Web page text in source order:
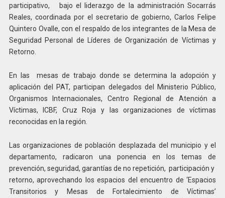
participativo, bajo el liderazgo de la administración Socarrás
Reales, coordinada por el secretario de gobierno, Carlos Felipe
Quintero Ovalle, con el respaldo de los integrantes de la Mesa de
Seguridad Personal de Líderes de Organización de Víctimas y
Retorno.
En las mesas de trabajo donde se determina la adopción y
aplicación del PAT, participan delegados del Ministerio Público,
Organismos Internacionales, Centro Regional de Atención a
Víctimas, ICBF, Cruz Roja y las organizaciones de víctimas
reconocidas en la región.
Las organizaciones de población desplazada del municipio y el
departamento, radicaron una ponencia en los temas de
prevención, seguridad, garantías de no repetición, participación y
retorno, aprovechando los espacios del encuentro de ‘Espacios
Transitorios y Mesas de Fortalecimiento de Víctimas’